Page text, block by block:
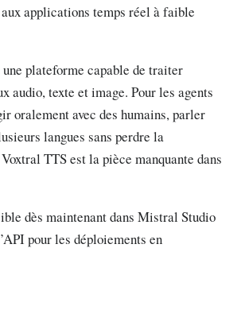
applications temps réel à faible
plateforme capable de traiter
audio, texte et image. Pour les agents
oralement avec des humains, parler
langues sans perdre la
TTS est la pièce manquante dans
dès maintenant dans Mistral Studio
pour les déploiements en